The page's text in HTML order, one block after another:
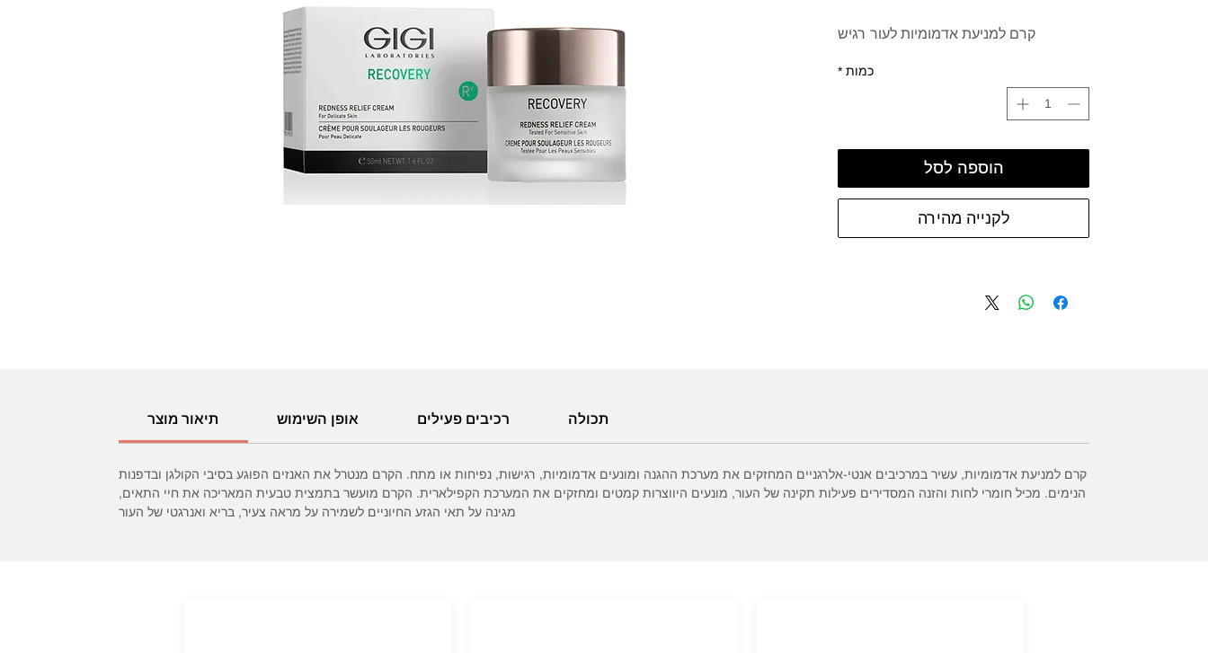
קרם למניעת אדמומיות לעור רגיש
כמות *
הוספה לסל
לקנייה מהירה
תיאור מוצר אופן השימוש רכיבים פעילים תכולה
קרם למניעת אדמומיות, עשיר במרכיבים אנטי-אלרגניים המחזקים את מערכת ההגנה ומונעים אדמומיות, רגישות, נפיחות או מתח. הקרם מנטרל את האנזים הפוגע בסיבי הקולגן ובדפנות
הנימים. מכיל חומרי לחות והזנה המסדירים פעילות תקינה של העור, מונעים היווצרות קמטים ומחזקים את המערכת הקפילארית. הקרם מועשר בתמצית טבעית המאריכה את חיי התאים,
מגינה על תאי הגזע החיוניים לשמירה על מראה צעיר, בריא ואנרגטי של העור